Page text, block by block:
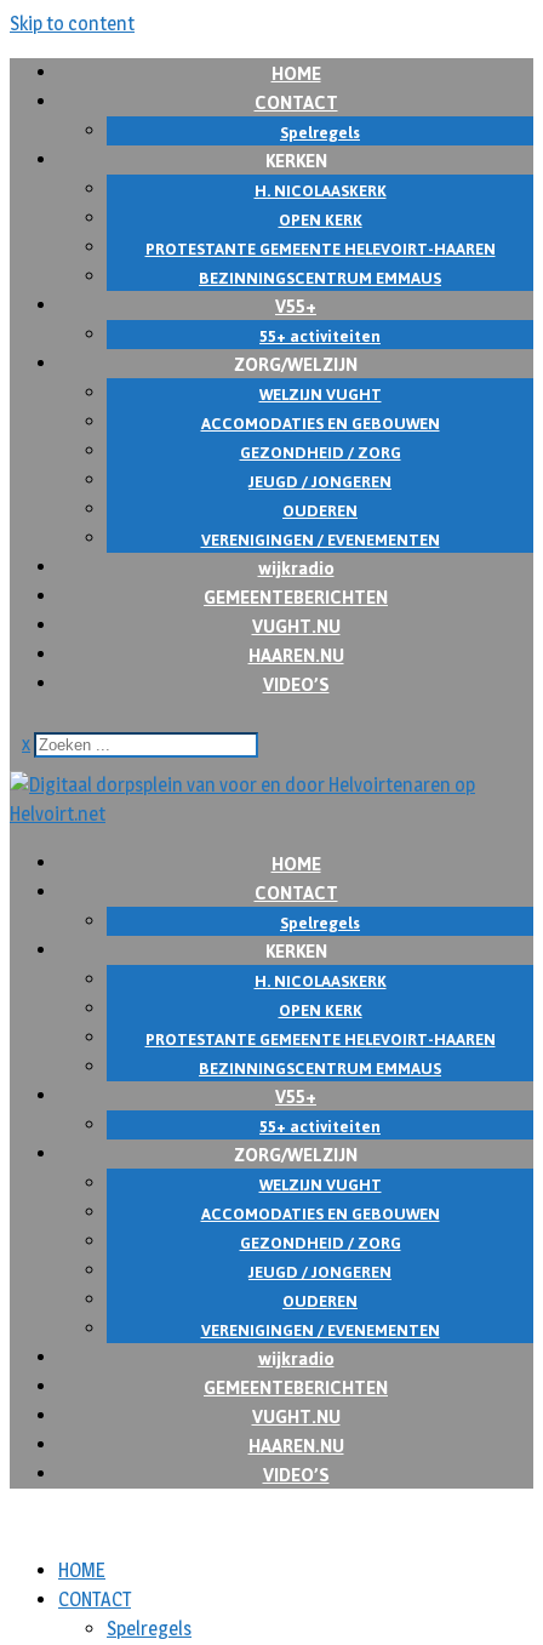
Skip to content
HOME
CONTACT
Spelregels
KERKEN
H. NICOLAASKERK
OPEN KERK
PROTESTANTE GEMEENTE HELEVOIRT-HAAREN
BEZINNINGSCENTRUM EMMAUS
V55+
55+ activiteiten
ZORG/WELZIJN
WELZIJN VUGHT
ACCOMODATIES EN GEBOUWEN
GEZONDHEID / ZORG
JEUGD / JONGEREN
OUDEREN
VERENIGINGEN / EVENEMENTEN
wijkradio
GEMEENTEBERICHTEN
VUGHT.NU
HAAREN.NU
VIDEO’S
x
HOME
CONTACT
Spelregels
KERKEN
H. NICOLAASKERK
OPEN KERK
PROTESTANTE GEMEENTE HELEVOIRT-HAAREN
BEZINNINGSCENTRUM EMMAUS
V55+
55+ activiteiten
ZORG/WELZIJN
WELZIJN VUGHT
ACCOMODATIES EN GEBOUWEN
GEZONDHEID / ZORG
JEUGD / JONGEREN
OUDEREN
VERENIGINGEN / EVENEMENTEN
wijkradio
GEMEENTEBERICHTEN
VUGHT.NU
HAAREN.NU
VIDEO’S
HOME
CONTACT
Spelregels